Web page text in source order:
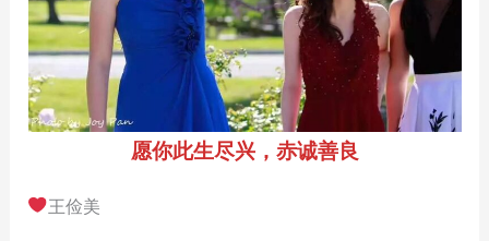
愿你此生尽兴，赤诚善良
王俭美